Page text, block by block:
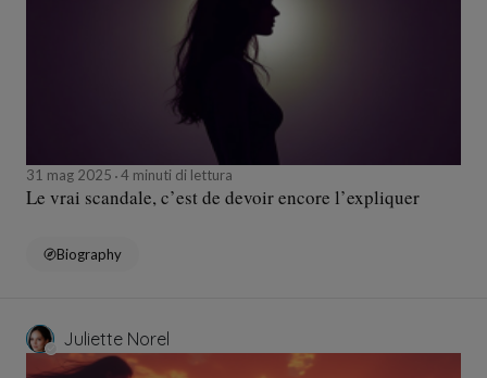
31 mag 2025 4 minuti di lettura
Le vrai scandale, c’est de devoir encore l’expliquer
Biography
Juliette Norel